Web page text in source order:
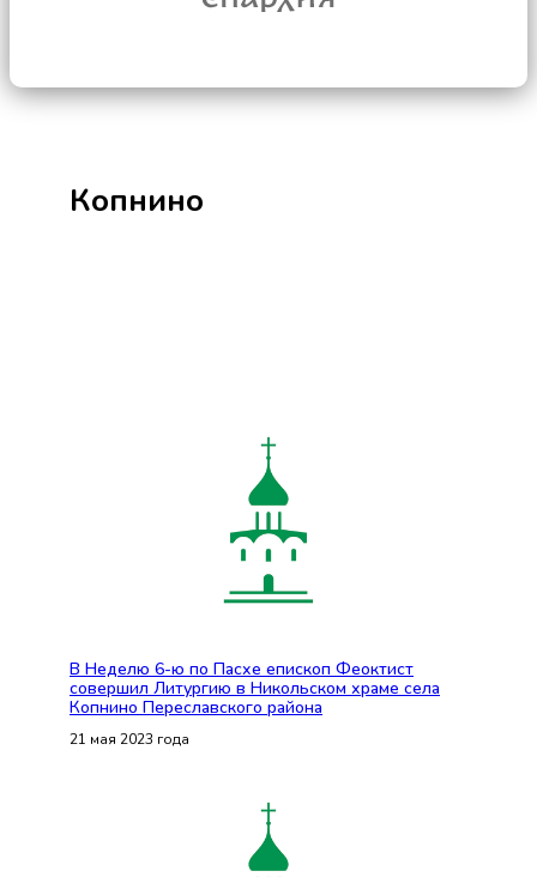
Копнино
В Неделю 6-ю по Пасхе епископ Феоктист
совершил Литургию в Никольском храме села
Копнино Переславского района
21 мая 2023 года